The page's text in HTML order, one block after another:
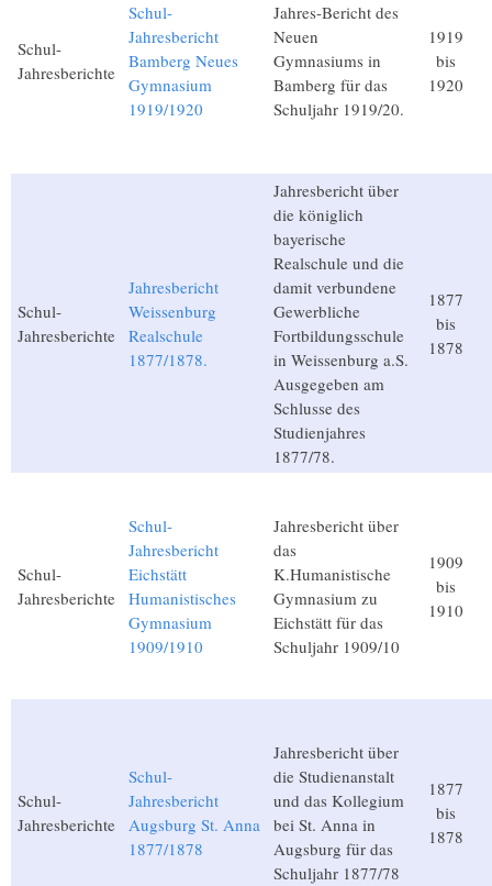
Schul-
Jahresberichte
Schul-
Jahresbericht
Bamberg Neues
Gymnasium
1919/1920
Jahres-Bericht des
Neuen
Gymnasiums in
Bamberg für das
Schuljahr 1919/20.
1919
bis
1920
Schul-
Jahresberichte
Jahresbericht
Weissenburg
Realschule
1877/1878.
Jahresbericht über
die königlich
bayerische
Realschule und die
damit verbundene
Gewerbliche
Fortbildungsschule
in Weissenburg a.S.
Ausgegeben am
Schlusse des
Studienjahres
1877/78.
1877
bis
1878
Schul-
Jahresberichte
Schul-
Jahresbericht
Eichstätt
Humanistisches
Gymnasium
1909/1910
Jahresbericht über
das
K.Humanistische
Gymnasium zu
Eichstätt für das
Schuljahr 1909/10
1909
bis
1910
Schul-
Jahresberichte
Schul-
Jahresbericht
Augsburg St. Anna
1877/1878
Jahresbericht über
die Studienanstalt
und das Kollegium
bei St. Anna in
Augsburg für das
Schuljahr 1877/78
1877
bis
1878